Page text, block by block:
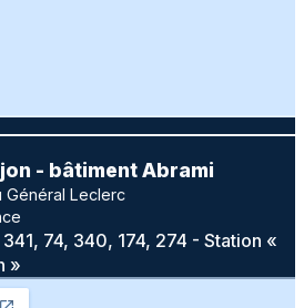
- bâtiment Abrami
Général Leclerc
74, 340, 174, 274 - Station «
»